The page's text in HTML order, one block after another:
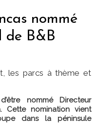
nommé
de B&B
les parcs à thème et
nommé Directeur
Cette nomination vient
dans la péninsule